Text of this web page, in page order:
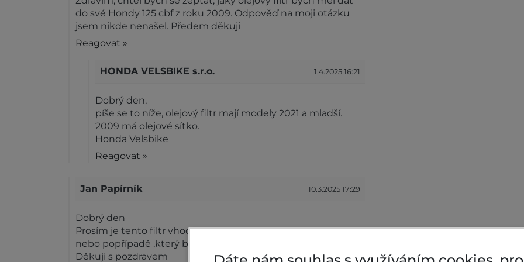
do své Hondy 125 cbf z roku 2009. Odpověď na moji otázku
jsem nikde nenašel. Předem děkuji
Reagovat »
HONDA VELSBIKE s.r.o. 1.4.2025 16:21
Dobrý den,
píše se to níže, olejový filtr mají modely 2021 a mladší.
2009 má olejové sítko.
Honda Velsbike
Reagovat »
Jan Papírník 10.3.2025 17:29
Dobrý den
Prosím je tento filtr vhodný na HONDA Monkey 125 r.v. 2023
nebo popřípadě ,který by jste mi poradili.
Děkuji s pozdravem